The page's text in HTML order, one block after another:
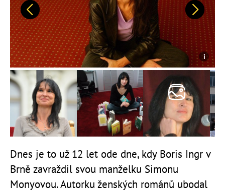
Předchozí Další
Dnes je to už 12 let ode dne, kdy Boris Ingr v
Brně zavraždil svou manželku Simonu
Monyovou. Autorku ženských románů ubodal